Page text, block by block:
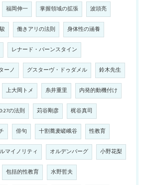
福岡伸一 掌握領域の拡張 波頭亮
働きアリの法則 身体性の涵養
レナード・バーンスタイン
ーノ グスターヴ・ドゥダメル 鈴木先生
上大岡トメ 糸井重里 内発的動機付け
の法則 苅谷剛彦 梶谷真司
俳句 十割蕎麦嵯峨谷 性教育
マイノリティ オルデンバーグ 小野花梨
包括的性教育 水野哲夫